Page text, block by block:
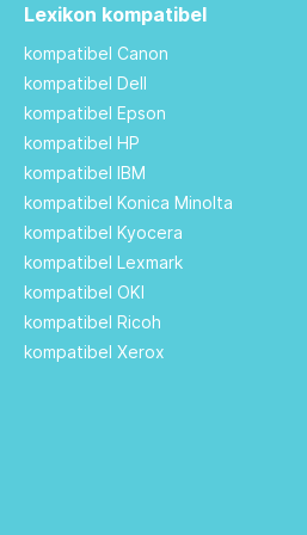
Lexikon kompatibel
kompatibel Canon
kompatibel Dell
kompatibel Epson
kompatibel HP
kompatibel IBM
kompatibel Konica Minolta
kompatibel Kyocera
kompatibel Lexmark
kompatibel OKI
kompatibel Ricoh
kompatibel Xerox